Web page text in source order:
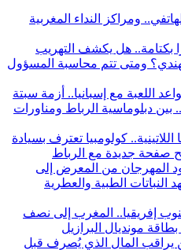
ومراكز النداء المغربية
الشيرا بكتامة.. هل يكشف التهريب
ومتى تتم محاسبة المسؤول
اللعبة مع إسبانيا.. أزمة سبتة
دبلوماسية الرباط ومناورات
كولومبيا تعترف بسيادة
صفحة جديدة مع الرباط
المهرجان من المعرض إلى
النباتات الطبية والعطرية
إفريقيا.. المغرب إلى نصف
شتنبر.. من يراقب المال الذي يُصرف قبل